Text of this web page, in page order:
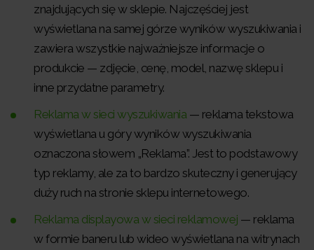
znajdujących się w sklepie. Najczęściej jest
wyświetlana na samej górze wyników wyszukiwania i
zawiera wszystkie najważniejsze informacje o
produkcie — zdjęcie, cenę, model, nazwę sklepu i
inne przydatne parametry.
Reklama w sieci wyszukiwania — reklama tekstowa
wyświetlana u góry wyników wyszukiwania
oznaczona słowem „Reklama”. Jest to podstawowy
typ reklamy, ale za to bardzo skuteczny i generujący
duży ruch na stronie sklepu internetowego.
Reklama displayowa w sieci reklamowej — reklama
w formie baneru lub wideo wyświetlana na witrynach